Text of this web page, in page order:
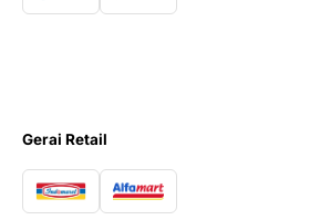
Gerai Retail